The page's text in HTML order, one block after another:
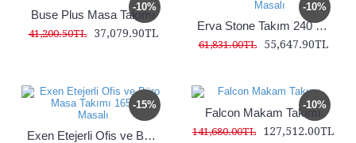
-10%
Buse Plus Masa Takımı
41,200.50TL 37,079.90TL
-10%
Erva Stone Takım 240 cm Masalı
61,831.00TL 55,647.90TL
-15%
Exen Etejerli Ofis ve Büro Masa Takımı 165 cm Masalı
-10%
Falcon Makam Takımı
141,680.00TL 127,512.00TL